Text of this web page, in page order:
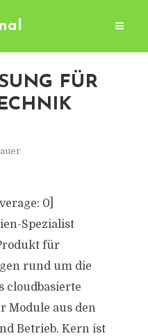
FÜR
0]
Spezialist
für
rund um die
cloudbasierte
Module aus den
Betrieb. Kern ist